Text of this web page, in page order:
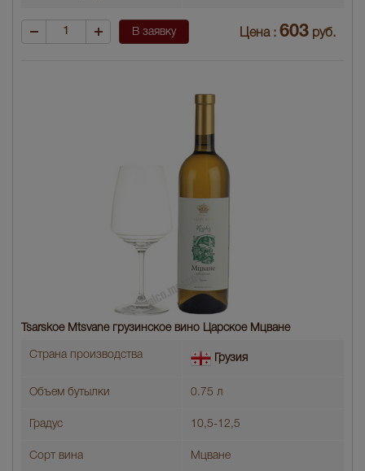
В заявку Цена : 603 руб.
Tsarskoe Mtsvane грузинское вино Царское Мцване
Страна производства Грузия
Объем бутылки 0.75 л
Градус 10,5-12,5
Сорт вина Мцване